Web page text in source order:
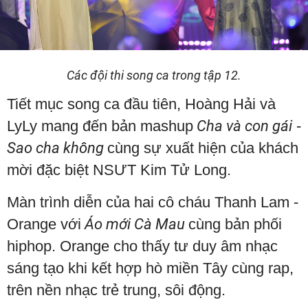
Các đội thi song ca trong tập 12.
Tiết mục song ca đầu tiên, Hoàng Hải và
LyLy mang đến bản mashup Cha và con gái-
Sao cha không cùng sự xuất hiện của khách
mời đặc biệt NSƯT Kim Tử Long.
Màn trình diễn của hai cô cháu Thanh Lam -
Orange với Áo mới Cà Mau cùng bản phối
hiphop. Orange cho thấy tư duy âm nhạc
sáng tạo khi kết hợp hò miền Tây cùng rap,
trên nền nhạc trẻ trung, sôi động.